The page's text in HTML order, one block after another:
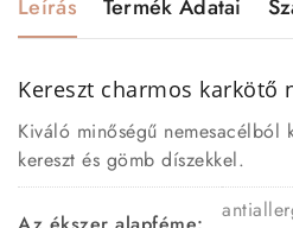
Leírás Termék Adatai
Kereszt charmos karkötő
Kiváló minőségű nemesacélból
kereszt és gömb díszekkel.